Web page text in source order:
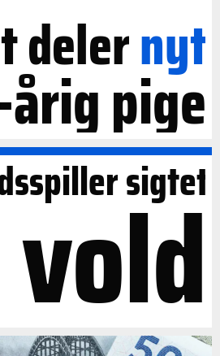
delernyt
pige
sigtet